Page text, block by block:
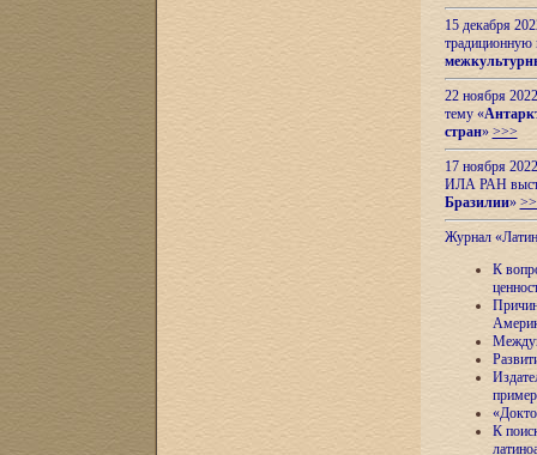
15 декабря
22 ноября
тему «
стран» >>>
17 ноября
ИЛА РАН
Бразилии»
Журнал
К
К